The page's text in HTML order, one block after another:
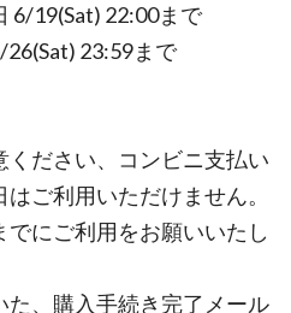
6/19(Sat) 22:00まで
23:59まで
ください、コンビニ支払い
ご利用いただけません。
にご利用をお願いいたし
た、購入手続き完了メール